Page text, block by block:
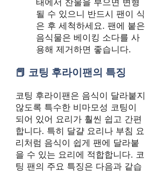
될 수 있으니 반드시 팬이 식
은 후 세척하세요. 팬에 붙은
음식물은 베이킹 소다를 사
용해 제거하면 좋습니다.
코팅 후라이팬의 특징
코팅 후라이팬은 음식이 달라붙지
않도록 특수한 비마모성 코팅이
되어 있어 요리가 훨씬 쉽고 간편
합니다. 특히 달걀 요리나 부침 요
리처럼 음식이 쉽게 팬에 달라붙
을 수 있는 요리에 적합합니다. 코
팅 팬의 주요 특징은 다음과 같습